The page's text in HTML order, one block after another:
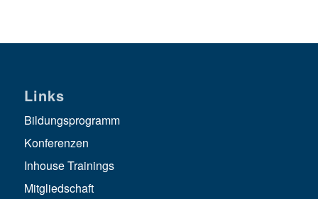
Links
Bildungsprogramm
Konferenzen
Inhouse Trainings
Mitgliedschaft